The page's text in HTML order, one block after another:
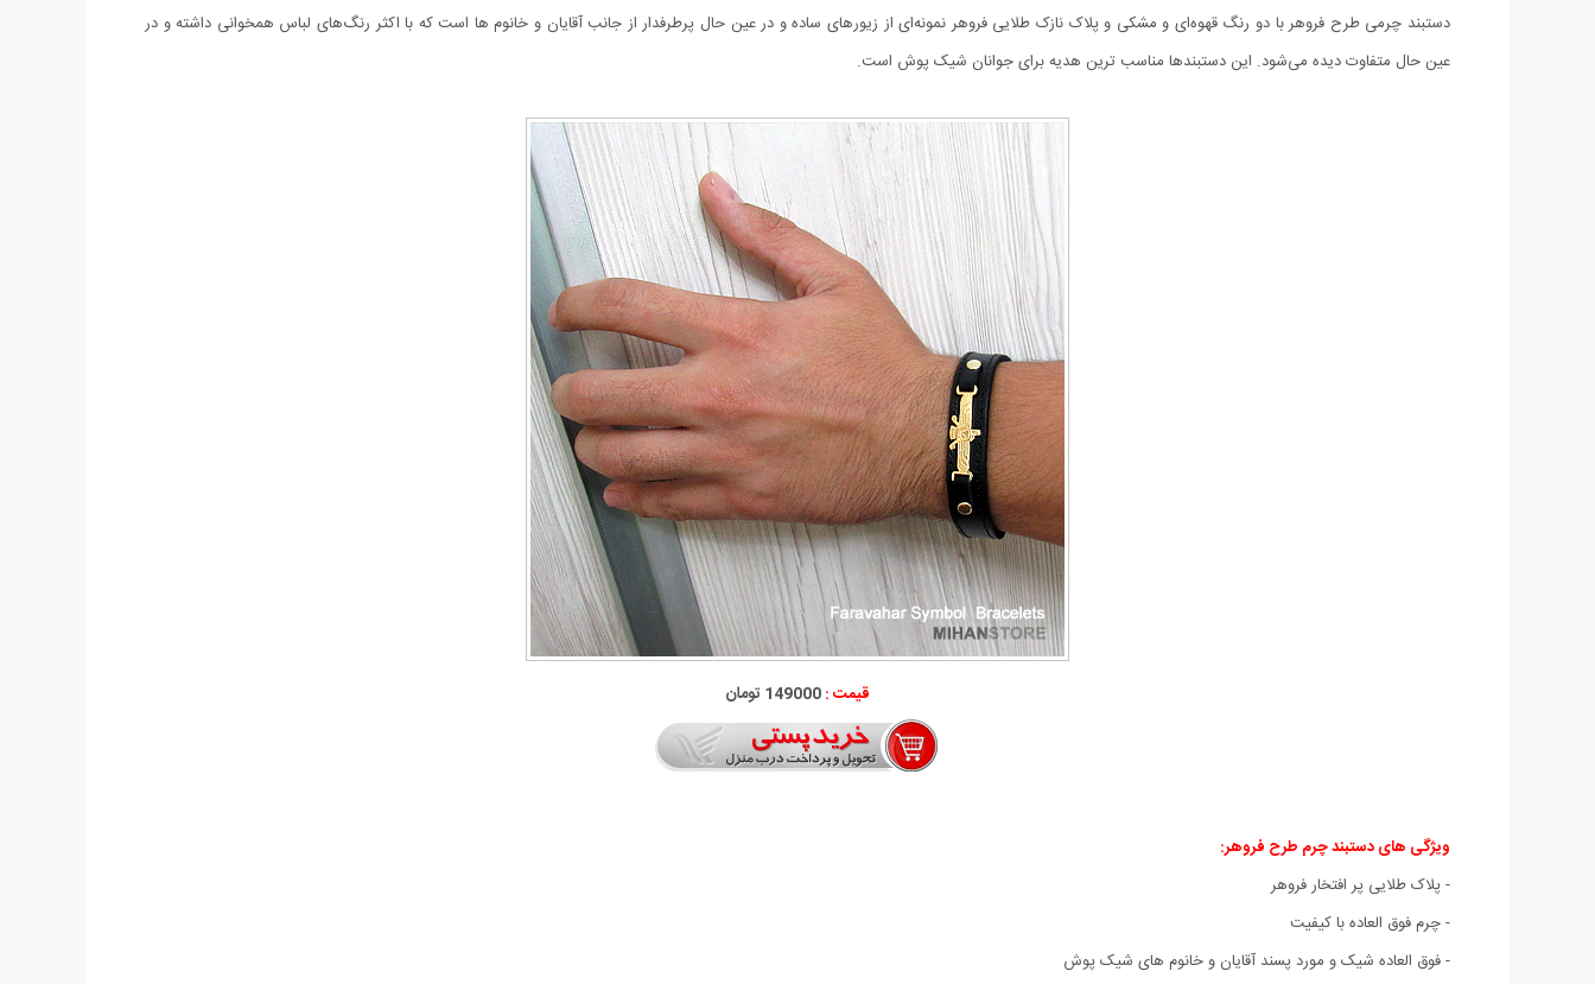
دستبند چرمی طرح فروهر با دو رنگ قهوه‌ای و مشکی و پلاک نازک طلایی فروهر نمونه‌ای از زیورهای ساده و در عین حال پرطرفدار از جانب آقایان و خانوم ها است که با اکثر رنگ‌های لباس همخوانی داشته و در
عین حال متفاوت دیده می‌شود. این دستبندها مناسب ترین هدیه برای جوانان شیک پوش است.
قیمت :149000 تومان
ویژگی های دستبند چرم طرح فروهر:
- پلاک طلایی پر افتخار فروهر
- چرم فوق العاده با کیفیت
- فوق العاده شیک و مورد پسند آقایان و خانوم های شیک پوش